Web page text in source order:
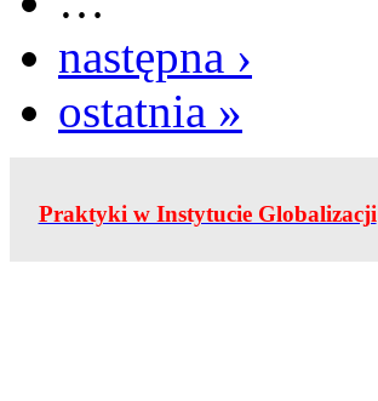
następna ›
ostatnia »
Praktyki w Instytucie Globalizacji